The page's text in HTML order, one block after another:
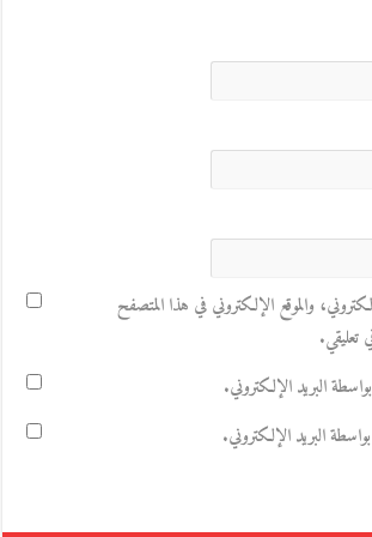
والموقع الإلكتروني في هذا المتصفح
تعليقي.
البريد الإلكتروني.
البريد الإلكتروني.